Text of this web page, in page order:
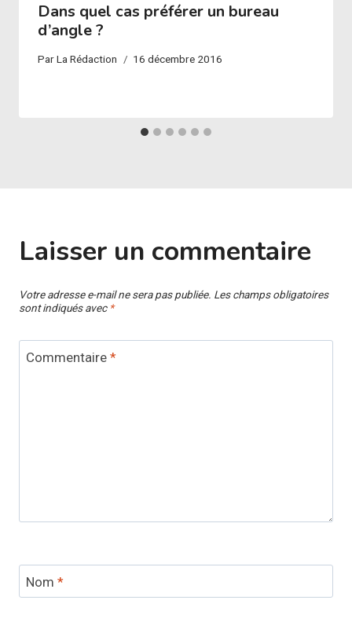
Dans quel cas préférer un bureau
d’angle ?
ParLa Rédaction 16 décembre 2016
Laisser un commentaire
Votre adresse e-mail ne sera pas publiée. Les champs obligatoires
sont indiqués avec *
Commentaire *
Nom *